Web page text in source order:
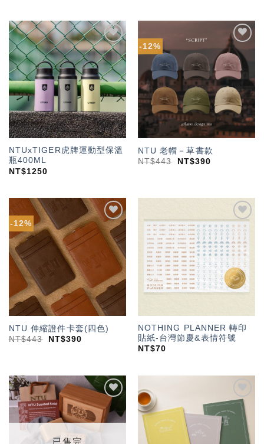
加入
「願
望輕
單」
NTUxTIGER虎牌運動型保溫
瓶400ML
NT$1250
-12%
加入
「願
望輕
單」
NTU 老帽－草書款
NT$443 NT$390
-12%
加入
「願
望輕
單」
NTU 伸縮證件卡套(四色)
NT$443 NT$390
加入
「願
望輕
單」
NOTHING PLANNER 轉印
貼紙-台灣節慶&表情符號
NT$70
加入
「願
望輕
已售完
加入
「願
望輕
單」